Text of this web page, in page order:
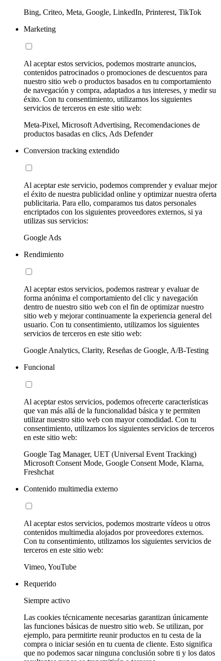
Bing, Criteo, Meta, Google, LinkedIn, Printerest, TikTok
Marketing
Al aceptar estos servicios, podemos mostrarte anuncios,
contenidos patrocinados o promociones de descuentos para
nuestro sitio web o productos basados en tu comportamiento
de navegación y compra, adaptados a tus intereses, y medir su
éxito. Con tu consentimiento, utilizamos los siguientes
servicios de terceros en este sitio web:
Meta-Pixel, Microsoft Advertising, Recomendaciones de
productos basadas en clics, Ads Defender
Conversion tracking extendido
Al aceptar este servicio, podemos comprender y evaluar mejor
el éxito de nuestra publicidad online y optimizar nuestra oferta
publicitaria. Para ello, comparamos tus datos personales
encriptados con los siguientes proveedores externos, si ya
utilizas sus servicios:
Google Ads
Rendimiento
Al aceptar estos servicios, podemos rastrear y evaluar de
forma anónima el comportamiento del clic y navegación
dentro de nuestro sitio web con el fin de optimizar nuestro
sitio web y mejorar continuamente la experiencia general del
usuario. Con tu consentimiento, utilizamos los siguientes
servicios de terceros en este sitio web:
Google Analytics, Clarity, Reseñas de Google, A/B-Testing
Funcional
Al aceptar estos servicios, podemos ofrecerte características
que van más allá de la funcionalidad básica y te permiten
utilizar nuestro sitio web con mayor comodidad. Con tu
consentimiento, utilizamos los siguientes servicios de terceros
en este sitio web:
Google Tag Manager, UET (Universal Event Tracking)
Microsoft Consent Mode, Google Consent Mode, Klarna,
Freshchat
Contenido multimedia externo
Al aceptar estos servicios, podemos mostrarte vídeos u otros
contenidos multimedia alojados por proveedores externos.
Con tu consentimiento, utilizamos los siguientes servicios de
terceros en este sitio web:
Vimeo, YouTube
Requerido
Siempre activo
Las cookies técnicamente necesarias garantizan únicamente
las funciones básicas de nuestro sitio web. Se utilizan, por
ejemplo, para permitirte reunir productos en tu cesta de la
compra o iniciar sesión en tu cuenta de cliente. Esto significa
que no podemos sacar ninguna conclusión sobre ti y los datos